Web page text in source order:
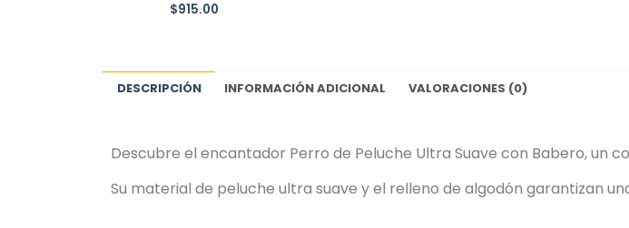
$915.00
DESCRIPCIÓN INFORMACIÓN ADICIONAL VALORACIONES (0)
Descubre el encantador Perro de Peluche Ultra Suave con Babero, un
Su material de peluche ultra suave y el relleno de algodón garantizan